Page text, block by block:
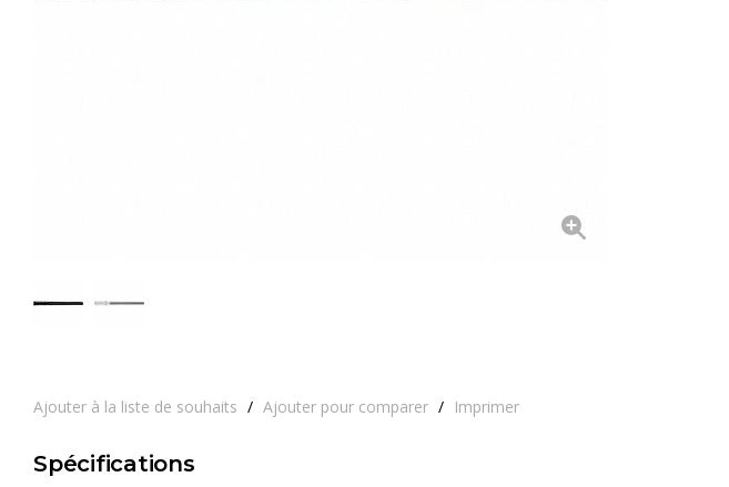
Ajouter à la liste de souhaits / Ajouter pour comparer / Imprimer
Spécifications